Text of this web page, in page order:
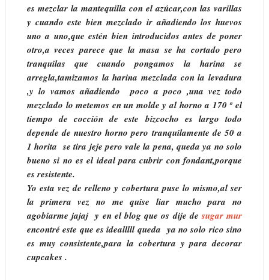
es mezclar la mantequilla con el azúcar,con las varillas
y cuando este bien mezclado ir añadiendo los huevos
uno a uno,que estén bien introducidos antes de poner
otro,a veces parece que la masa se ha cortado pero
tranquilas que cuando pongamos la harina se
arregla,tamizamos la harina mezclada con la levadura
,y lo vamos añadiendo poco a poco ,una vez todo
mezclado lo metemos en un molde y al horno a 170 º el
tiempo de cocción de este bizcocho es largo todo
depende de nuestro horno pero tranquilamente de 50 a
1 horita se tira jeje pero vale la pena, queda ya no solo
bueno si no es el ideal para cubrir con fondant,porque
es resistente.
Yo esta vez de relleno y cobertura puse lo mismo,al ser
la primera vez no me quise liar mucho para no
agobiarme jajaj y en el blog que os dije desugar mur
encontré este que es idealllll queda ya no solo rico sino
es muy consistente,para la cobertura y para decorar
cupcakes .